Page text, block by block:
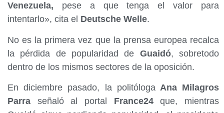
Venezuela, pese a que tenga el valor para
intentarlo», cita el Deutsche Welle.
No es la primera vez que la prensa europea recalca
la pérdida de popularidad de Guaidó, sobretodo
dentro de los mismos sectores de la oposición.
En diciembre pasado, la politólogaAna Milagros
Parra señaló al portal France24que, mientras